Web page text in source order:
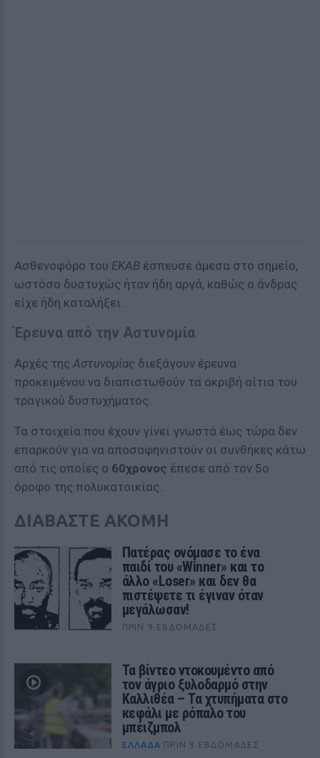
Ασθενοφόρο του ΕΚΑΒ έσπευσε άμεσα στο σημείο,
ωστόσο δυστυχώς ήταν ήδη αργά, καθώς ο άνδρας
είχε ήδη καταλήξει.
Έρευνα από την Αστυνομία
Αρχές της Αστυνομίας διεξάγουν έρευνα
προκειμένου να διαπιστωθούν τα ακριβή αίτια του
τραγικού δυστυχήματος.
Τα στοιχεία που έχουν γίνει γνωστά έως τώρα δεν
επαρκούν για να αποσαφηνιστούν οι συνθήκες κάτω
από τις οποίες ο 60χρονος έπεσε από τον 5ο
όροφο της πολυκατοικίας.
ΔΙΑΒΑΣΤΕ ΑΚΟΜΗ
Πατέρας ονόμασε το ένα
παιδί του «Winner» και το
άλλο «Loser» και δεν θα
πιστέψετε τι έγιναν όταν
μεγάλωσαν!
ΠΡΙΝ 9 ΕΒΔΟΜΆΔΕΣ
Τα βίντεο ντοκουμέντο από
τον άγριο ξυλοδαρμό στην
Καλλιθέα – Τα χτυπήματα στο
κεφάλι με ρόπαλο του
μπέιζμπολ
ΕΛΛΆΔΑ ΠΡΙΝ 9 ΕΒΔΟΜΆΔΕΣ